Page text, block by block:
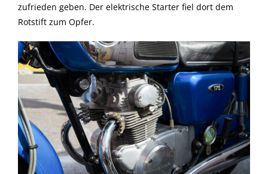
zufrieden geben. Der elektrische Starter fiel dort dem
Rotstift zum Opfer.